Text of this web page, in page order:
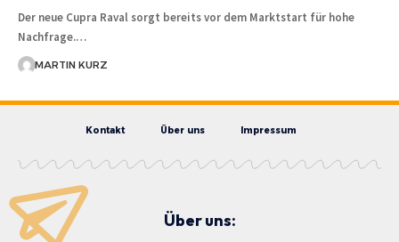
Der neue Cupra Raval sorgt bereits vor dem Marktstart für hohe
Nachfrage.…
MARTIN KURZ
Kontakt Über uns Impressum
Über uns: